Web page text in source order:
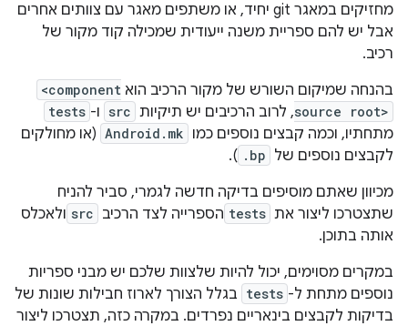
מחזיקים במאגר git יחיד, או משתפים מאגר עם צוותים אחרים
אבל יש להם ספריית משנה ייעודית שמכילה קוד מקור של
רכיב.
בהנחה שמיקום השורש של מקור הרכיב הוא <component
source root>, לרוב הרכיבים יש תיקיות src ו- tests
מתחתיו, וכמה קבצים נוספים כמו Android.mk (או מחולקים
לקבצים נוספים של .bp
).
מכיוון שאתם מוסיפים בדיקה חדשה לגמרי, סביר להניח
שתצטרכו ליצור את tests הספרייה לצד הרכיב src ולאכלס
אותה בתוכן.
במקרים מסוימים, יכול להיות שלצוות שלכם יש מבני ספריות
נוספים מתחת ל- tests בגלל הצורך לארוז חבילות שונות של
בדיקות לקבצים בינאריים נפרדים. במקרה כזה, תצטרכו ליצור